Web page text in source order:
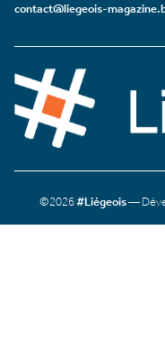
contact@liegeois-
©2026#Liégeois—